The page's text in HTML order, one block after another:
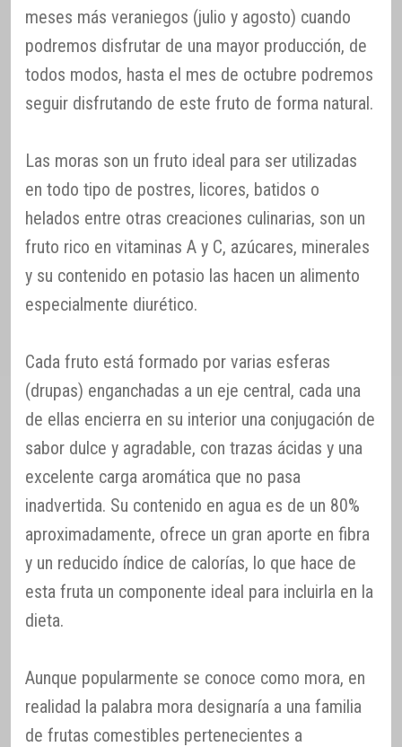
meses más veraniegos (julio y agosto) cuando
podremos disfrutar de una mayor producción, de
todos modos, hasta el mes de octubre podremos
seguir disfrutando de este fruto de forma natural.
Las moras son un fruto ideal para ser utilizadas
en todo tipo de postres, licores, batidos o
helados entre otras creaciones culinarias, son un
fruto rico en vitaminas A y C, azúcares, minerales
y su contenido en potasio las hacen un alimento
especialmente diurético.
Cada fruto está formado por varias esferas
(drupas) enganchadas a un eje central, cada una
de ellas encierra en su interior una conjugación de
sabor dulce y agradable, con trazas ácidas y una
excelente carga aromática que no pasa
inadvertida. Su contenido en agua es de un 80%
aproximadamente, ofrece un gran aporte en fibra
y un reducido índice de calorías, lo que hace de
esta fruta un componente ideal para incluirla en la
dieta.
Aunque popularmente se conoce como mora, en
realidad la palabra mora designaría a una familia
de frutas comestibles pertenecientes a